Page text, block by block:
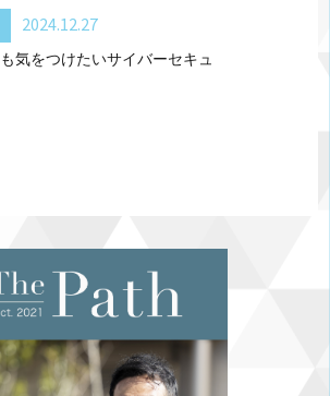
2024.12.27
気をつけたいサイバーセキュ